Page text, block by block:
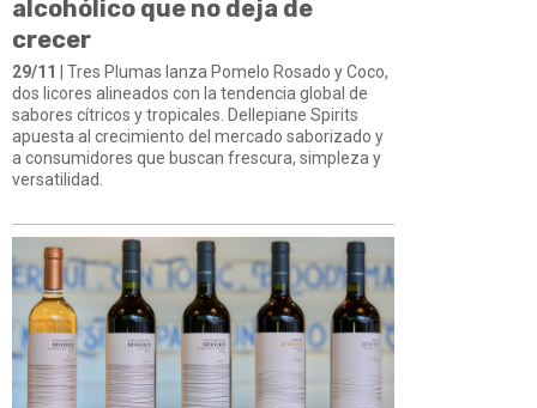
alcohólico que no deja de
crecer
29/11 | Tres Plumas lanza Pomelo Rosado y Coco,
dos licores alineados con la tendencia global de
sabores cítricos y tropicales. Dellepiane Spirits
apuesta al crecimiento del mercado saborizado y
a consumidores que buscan frescura, simpleza y
versatilidad.